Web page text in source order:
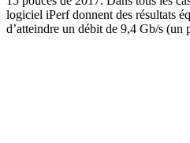
logiciel iPerf donnent des résultats
d’atteindre un débit de 9,4 Gb/s (un